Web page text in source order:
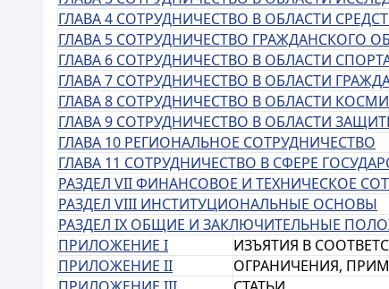
ГЛАВА 4 СОТРУДНИЧЕСТВО В ОБЛАСТИ
ГЛАВА 5 СОТРУДНИЧЕСТВО ГРАЖДАНСКОГО
ГЛАВА 6 СОТРУДНИЧЕСТВО В ОБЛАСТИ
ГЛАВА 7 СОТРУДНИЧЕСТВО В ОБЛАСТИ
ГЛАВА 8 СОТРУДНИЧЕСТВО В ОБЛАСТИ
ГЛАВА 9 СОТРУДНИЧЕСТВО В ОБЛАСТИ
ГЛАВА 10 РЕГИОНАЛЬНОЕ СОТРУДНИЧЕСТВО
ГЛАВА 11 СОТРУДНИЧЕСТВО В СФЕРЕ
РАЗДЕЛ VII ФИНАНСОВОЕ И ТЕХНИЧЕСКОЕ
РАЗДЕЛ VIII ИНСТИТУЦИОНАЛЬНЫЕ ОСНОВЫ
РАЗДЕЛ IX ОБЩИЕ И ЗАКЛЮЧИТЕЛЬНЫЕ
ПРИЛОЖЕНИЕ I
ИЗЪЯТИЯ В
ПРИЛОЖЕНИЕ II
ОГРАНИЧЕНИЯ,